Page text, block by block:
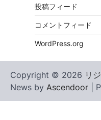
投稿フィード
コメントフィード
WordPress.org
Copyright © 2026 リ
News by Ascendoor |